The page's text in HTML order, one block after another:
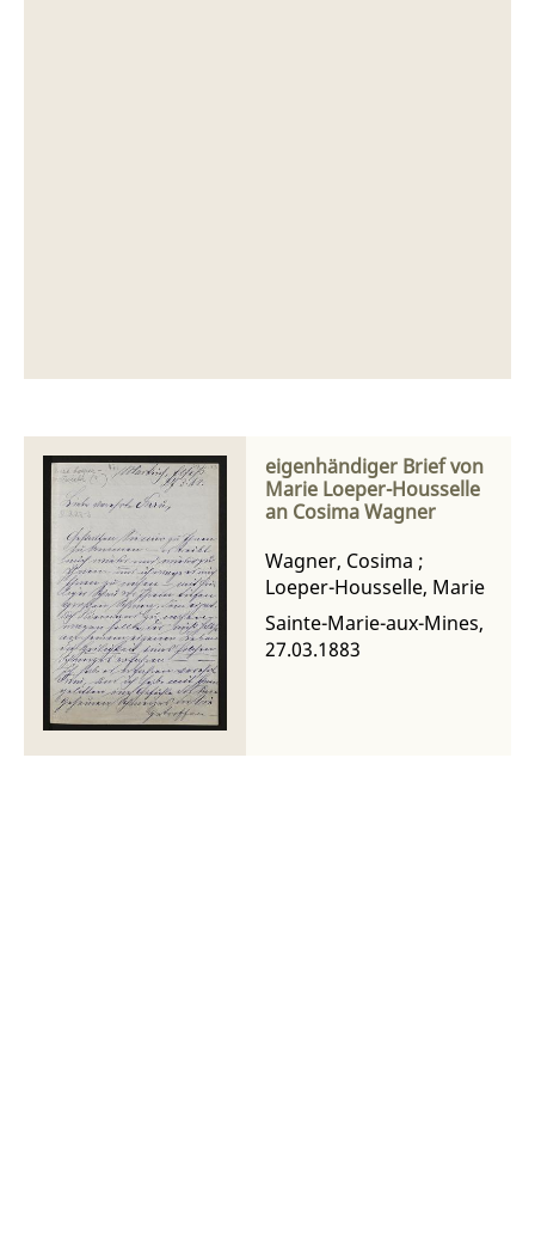
eigenhändiger Brief von
Marie Loeper-Housselle
an Cosima Wagner
Wagner, Cosima ;
Loeper-Housselle, Marie
Sainte-Marie-aux-Mines,
27.03.1883